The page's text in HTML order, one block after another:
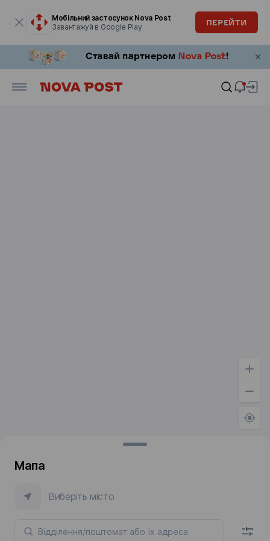
Мобільний застосунок Nova Post
Завантажуй в Google Play
ПЕРЕЙТИ
Мапа
Виберіть місто